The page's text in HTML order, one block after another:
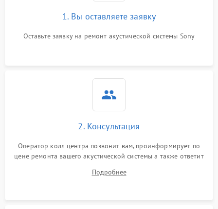
1. Вы оставляете заявку
Оставьте заявку на ремонт акустической системы Sony
2. Консультация
Оператор колл центра позвонит вам, проинформирует по
цене ремонта вашего акустической системы а также ответит
Подробнее